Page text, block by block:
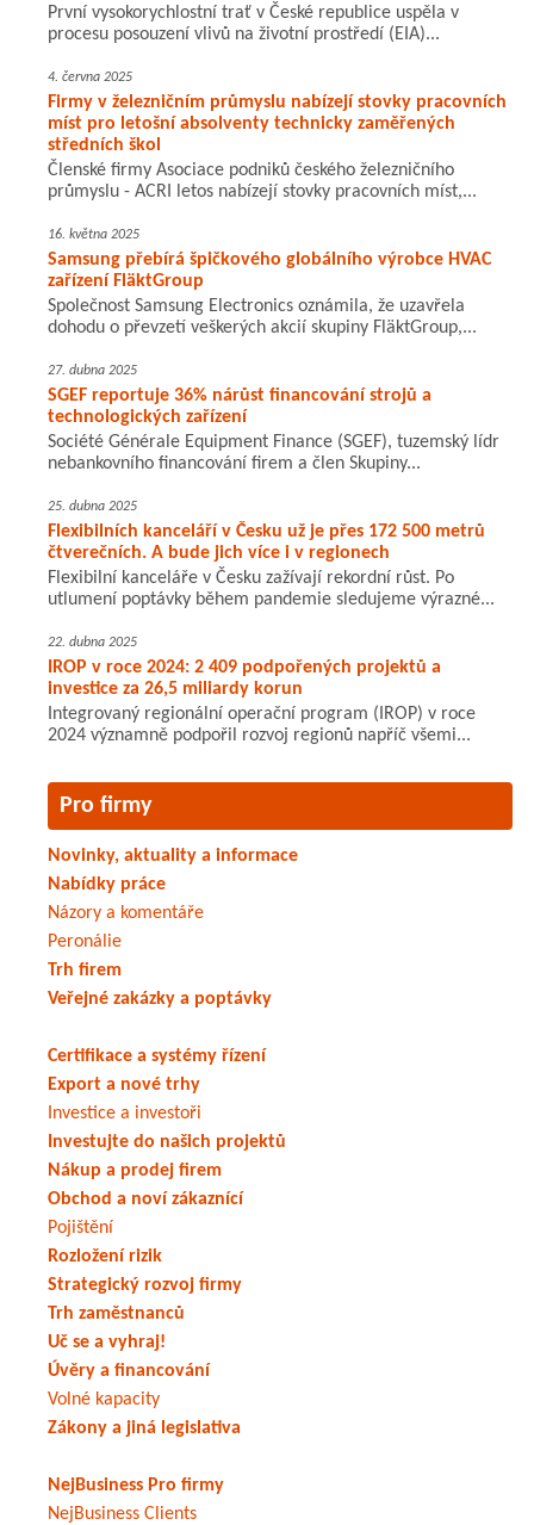
První vysokorychlostní trať v České republice uspěla v
procesu posouzení vlivů na životní prostředí (EIA)...
4. června 2025
Firmy v železničním průmyslu nabízejí stovky pracovních
míst pro letošní absolventy technicky zaměřených
středních škol
Členské firmy Asociace podniků českého železničního
průmyslu - ACRI letos nabízejí stovky pracovních míst,...
16. května 2025
Samsung přebírá špičkového globálního výrobce HVAC
zařízení FläktGroup
Společnost Samsung Electronics oznámila, že uzavřela
dohodu o převzetí veškerých akcií skupiny FläktGroup,...
27. dubna 2025
SGEF reportuje 36% nárůst financování strojů a
technologických zařízení
Société Générale Equipment Finance (SGEF), tuzemský lídr
nebankovního financování firem a člen Skupiny...
25. dubna 2025
Flexibilních kanceláří v Česku už je přes 172 500 metrů
čtverečních. A bude jich více i v regionech
Flexibilní kanceláře v Česku zažívají rekordní růst. Po
utlumení poptávky během pandemie sledujeme výrazné...
22. dubna 2025
IROP v roce 2024: 2 409 podpořených projektů a
investice za 26,5 miliardy korun
Integrovaný regionální operační program (IROP) v roce
2024 významně podpořil rozvoj regionů napříč všemi...
Pro firmy
Novinky, aktuality a informace
Nabídky práce
Názory a komentáře
Peronálie
Trh firem
Veřejné zakázky a poptávky
Certifikace a systémy řízení
Export a nové trhy
Investice a investoři
Investujte do našich projektů
Nákup a prodej firem
Obchod a noví zákaznící
Pojištění
Rozložení rizik
Strategický rozvoj firmy
Trh zaměstnanců
Uč se a vyhraj!
Úvěry a financování
Volné kapacity
Zákony a jiná legislativa
NejBusiness Pro firmy
NejBusiness Clients